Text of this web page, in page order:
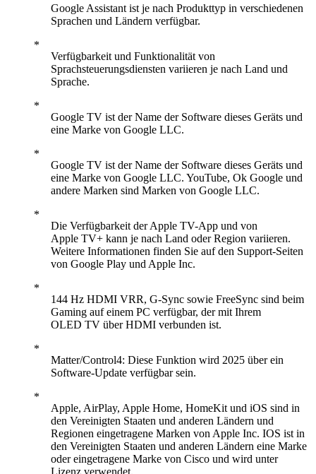
Google Assistant ist je nach Produkttyp in verschiedenen
Sprachen und Ländern verfügbar.
Verfügbarkeit und Funktionalität von
Sprachsteuerungsdiensten variieren je nach Land und
Sprache.
Google TV ist der Name der Software dieses Geräts und
eine Marke von Google LLC.
Google TV ist der Name der Software dieses Geräts und
eine Marke von Google LLC. YouTube, Ok Google und
andere Marken sind Marken von Google LLC.
Die Verfügbarkeit der Apple TV-App und von
Apple TV+ kann je nach Land oder Region variieren.
Weitere Informationen finden Sie auf den Support-Seiten
von Google Play und Apple Inc.
144 Hz HDMI VRR, G-Sync sowie FreeSync sind beim
Gaming auf einem PC verfügbar, der mit Ihrem
OLED TV über HDMI verbunden ist.
Matter/Control4: Diese Funktion wird 2025 über ein
Software-Update verfügbar sein.
Apple, AirPlay, Apple Home, HomeKit und iOS sind in
den Vereinigten Staaten und anderen Ländern und
Regionen eingetragene Marken von Apple Inc. IOS ist in
den Vereinigten Staaten und anderen Ländern eine Marke
oder eingetragene Marke von Cisco und wird unter